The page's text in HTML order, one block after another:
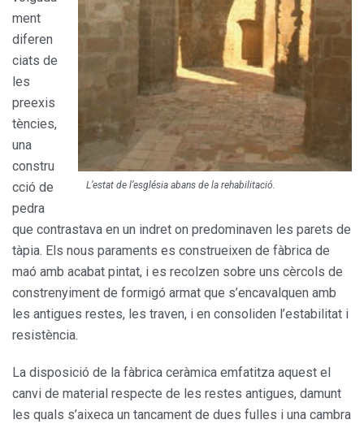
L’estat de l’església abans de la rehabilitació.
ment
diferen
ciats de
les
preexis
tències,
una
constru
cció de
pedra
que contrastava en un indret on predominaven les parets de
tàpia. Els nous paraments es construeixen de fàbrica de
maó amb acabat pintat, i es recolzen sobre uns cèrcols de
constrenyiment de formigó armat que s’encavalquen amb
les antigues restes, les traven, i en consoliden l’estabilitat i
resistència.
La disposició de la fàbrica ceràmica emfatitza aquest el
canvi de material respecte de les restes antigues, damunt
les quals s’aixeca un tancament de dues fulles i una cambra